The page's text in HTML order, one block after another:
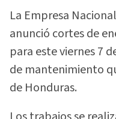
La Empresa
anunció cortes de
para este viernes 7
de mantenimiento
de Honduras.